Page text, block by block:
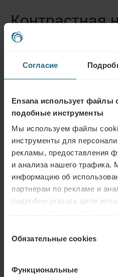
Согласие
Ensana использует файлы
подобные инструменты
Мы используем файлы
инструменты для
рекламы, предоставления
и анализа нашего трафика.
информацию об
партнерам по рекламе и
подробно указать цели
используйте кнопку
согласия
Обязательные cookies
Функциональные
Контрастная
доступна в 6
Thermia
Пиестаны,